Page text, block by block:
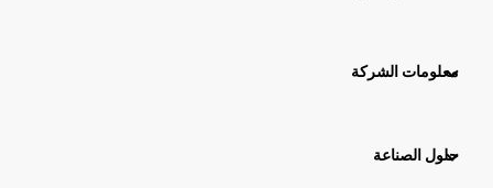
معلومات الشركة
حلول الصناعة